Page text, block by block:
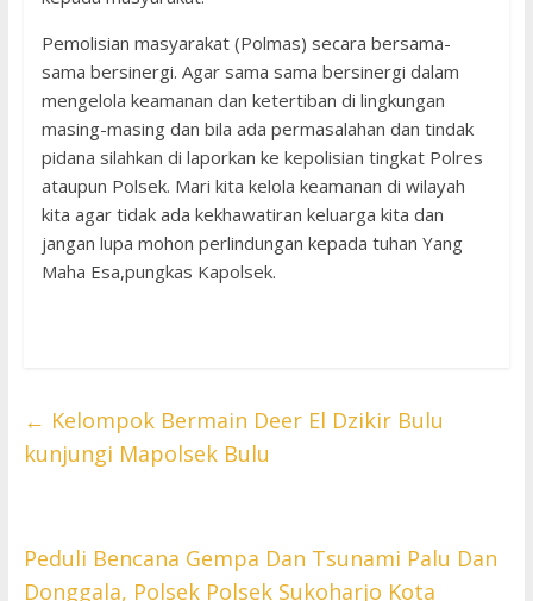
Pemolisian masyarakat (Polmas) secara bersama-
sama bersinergi. Agar sama sama bersinergi dalam
mengelola keamanan dan ketertiban di lingkungan
masing-masing dan bila ada permasalahan dan tindak
pidana silahkan di laporkan ke kepolisian tingkat Polres
ataupun Polsek. Mari kita kelola keamanan di wilayah
kita agar tidak ada kekhawatiran keluarga kita dan
jangan lupa mohon perlindungan kepada tuhan Yang
Maha Esa,pungkas Kapolsek.
← Kelompok Bermain Deer El Dzikir Bulu
kunjungi Mapolsek Bulu
Peduli Bencana Gempa Dan Tsunami Palu Dan
Donggala, Polsek Polsek Sukoharjo Kota